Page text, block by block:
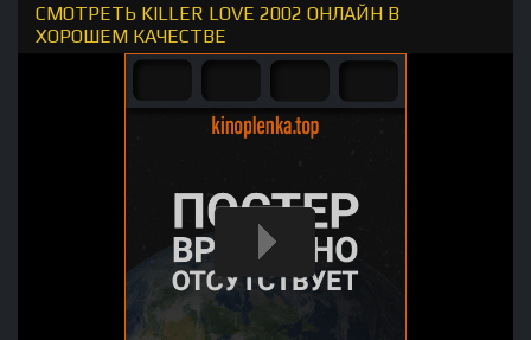
СМОТРЕТЬ KILLER LOVE 2002 ОНЛАЙН В
ХОРОШЕМ КАЧЕСТВЕ